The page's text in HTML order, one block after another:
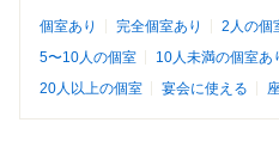
個室あり 完全個室あり 2人の個
5〜10人の個室
10人未満の個室あ
20人以上の個室
宴会に使える